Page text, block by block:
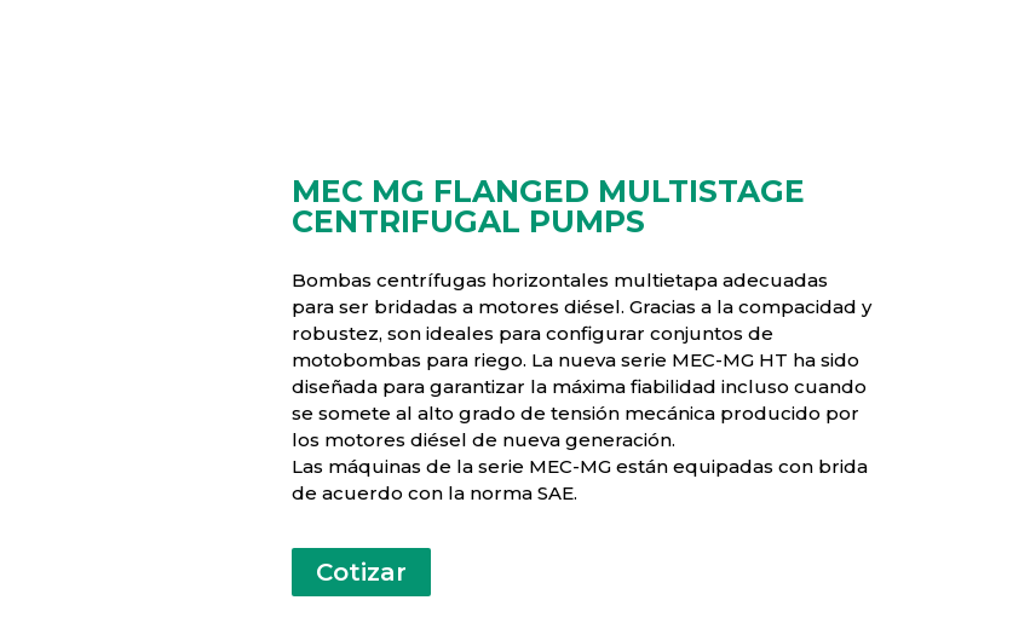
MEC MG FLANGED MULTISTAGE
CENTRIFUGAL PUMPS
Bombas centrífugas horizontales multietapa adecuadas
para ser bridadas a motores diésel. Gracias a la compacidad y
robustez, son ideales para configurar conjuntos de
motobombas para riego. La nueva serie MEC-MG HT ha sido
diseñada para garantizar la máxima fiabilidad incluso cuando
se somete al alto grado de tensión mecánica producido por
los motores diésel de nueva generación.
Las máquinas de la serie MEC-MG están equipadas con brida
de acuerdo con la norma SAE.
Cotizar